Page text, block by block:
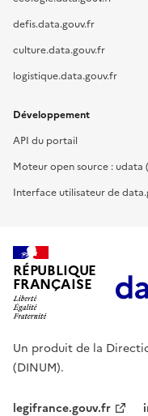
defis.data.gouv.fr
culture.data.gouv.fr
logistique.data.gouv.fr
Développement
API du portail
Moteur open source : udata
Interface utilisateur de
RÉPUBLIQUE
FRANÇAISE
Un produit de la
(DINUM).
legifrance.gouv.fr